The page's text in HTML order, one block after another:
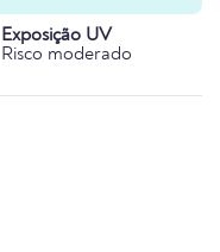
Exposição UV
Risco moderado